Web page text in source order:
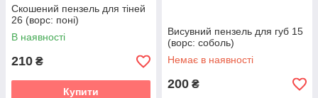
Скошений пензель для тіней
26 (ворс: поні)
В наявності
210 ₴
Купити
Висувний пензель для губ 15
(ворс: соболь)
Немає в наявності
200 ₴